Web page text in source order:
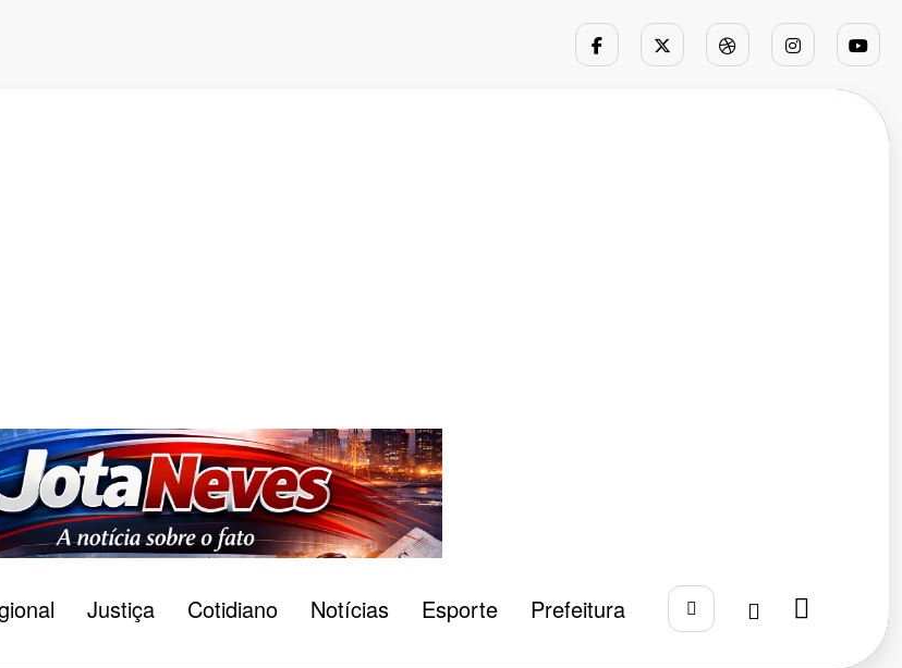
Justiça Cotidiano Notícias Esporte Prefeitura